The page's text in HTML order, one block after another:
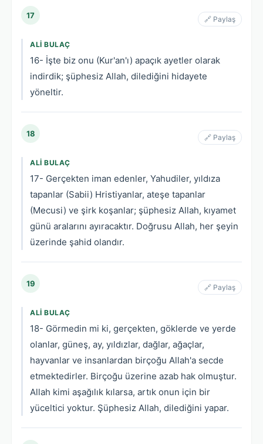
17 🔗 Paylaş
ALI BULAÇ
16- İşte biz onu (Kur'an'ı) apaçık ayetler olarak
indirdik; şüphesiz Allah, dilediğini hidayete
yöneltir.
18 🔗 Paylaş
ALI BULAÇ
17- Gerçekten iman edenler, Yahudiler, yıldıza
tapanlar (Sabii) Hristiyanlar, ateşe tapanlar
(Mecusi) ve şirk koşanlar; şüphesiz Allah, kıyamet
günü aralarını ayıracaktır. Doğrusu Allah, her şeyin
üzerinde şahid olandır.
19 🔗 Paylaş
ALI BULAÇ
18- Görmedin mi ki, gerçekten, göklerde ve yerde
olanlar, güneş, ay, yıldızlar, dağlar, ağaçlar,
hayvanlar ve insanlardan birçoğu Allah'a secde
etmektedirler. Birçoğu üzerine azab hak olmuştur.
Allah kimi aşağılık kılarsa, artık onun için bir
yüceltici yoktur. Şüphesiz Allah, dilediğini yapar.